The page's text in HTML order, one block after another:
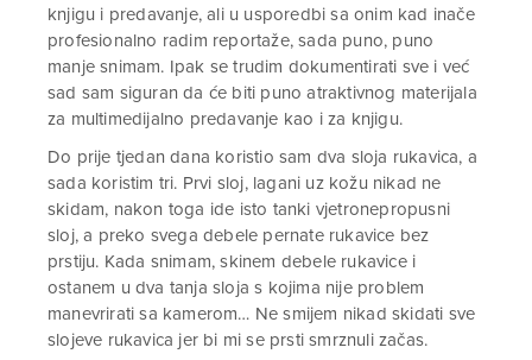
knjigu i predavanje, ali u usporedbi sa onim kad inače
profesionalno radim reportaže, sada puno, puno
manje snimam. Ipak se trudim dokumentirati sve i već
sad sam siguran da će biti puno atraktivnog materijala
za multimedijalno predavanje kao i za knjigu.
Do prije tjedan dana koristio sam dva sloja rukavica, a
sada koristim tri. Prvi sloj, lagani uz kožu nikad ne
skidam, nakon toga ide isto tanki vjetronepropusni
sloj, a preko svega debele pernate rukavice bez
prstiju. Kada snimam, skinem debele rukavice i
ostanem u dva tanja sloja s kojima nije problem
manevrirati sa kamerom… Ne smijem nikad skidati sve
slojeve rukavica jer bi mi se prsti smrznuli začas.